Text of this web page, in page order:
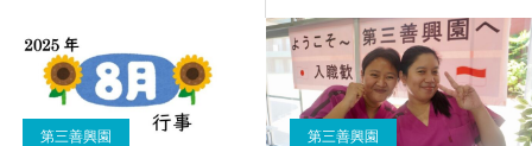
第三善興園 第三善興園